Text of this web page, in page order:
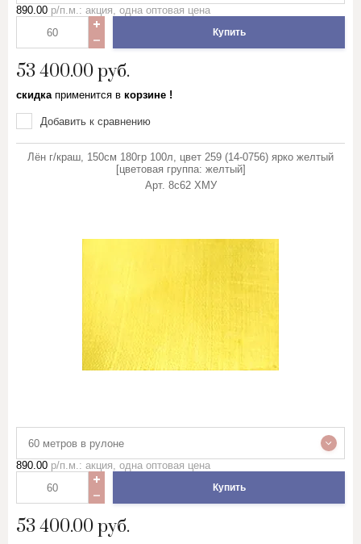
890.00 р/п.м.: акция, одна оптовая цена
Купить
53 400.00руб.
скидка применится в корзине !
Добавить к сравнению
Лён г/краш, 150см 180гр 100л, цвет 259 (14-0756) ярко желтый
[цветовая группа: желтый]
Арт. 8с62 ХМУ
60 метров в рулоне
890.00 р/п.м.: акция, одна оптовая цена
Купить
53 400.00руб.